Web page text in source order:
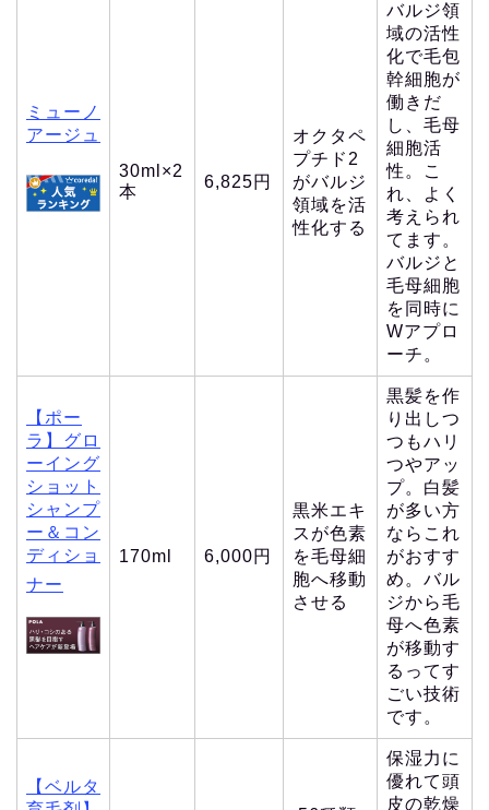
ミューノ
アージュ
30ml×2
本
6,825円
オクタペ
プチド2
がバルジ
領域を活
性化する
バルジ領
域の活性
化で毛包
幹細胞が
働きだ
し、毛母
細胞活
性。こ
れ、よく
考えられ
てます。
バルジと
毛母細胞
を同時に
Wアプロ
ーチ。
【ポー
ラ】グロ
ーイング
ショット
シャンプ
ー＆コン
ディショ
ナー
170ml 6,000円
黒米エキ
スが色素
を毛母細
胞へ移動
させる
黒髪を作
り出しつ
つもハリ
つやアッ
プ。白髪
が多い方
ならこれ
がおすす
め。バル
ジから毛
母へ色素
が移動す
るってす
ごい技術
です。
【ベルタ
保湿力に
優れて頭
皮の乾燥